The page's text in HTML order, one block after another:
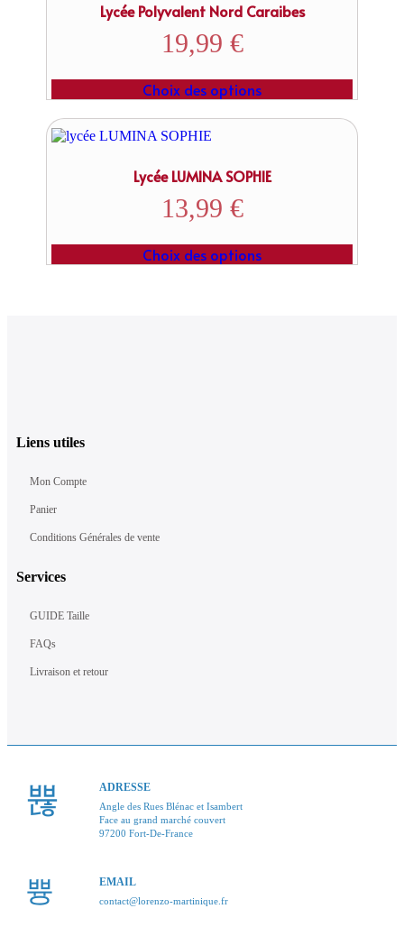
Lycée Polyvalent Nord Caraibes
19,99 €
Choix des options
Lycée LUMINA SOPHIE
13,99 €
Choix des options
Liens utiles
Mon Compte
Panier
Conditions Générales de vente
Services
GUIDE Taille
FAQs
Livraison et retour
ADRESSE
Angle des Rues Blénac et Isambert
Face au grand marché couvert
97200 Fort-De-France
EMAIL
contact@lorenzo-martinique.fr